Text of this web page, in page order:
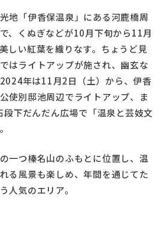
地「伊香保温泉」にある河鹿橋周
、くぬぎなどが10月下旬から11月
しい紅葉を織りなす。ちょうど見
はライトアップが施され、幽玄な
年は11月2日（土）から、伊香
使別邸池周辺でライトアップ、ま
下だんだん広場で「温泉と芸妓文
一つ榛名山のふもとに位置し、温
る風景も楽しめ、年間を通じてた
人気のエリア。